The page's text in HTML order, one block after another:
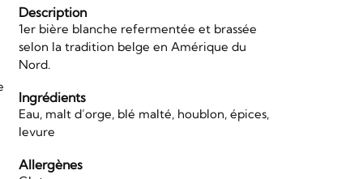
Description
1er bière blanche refermentée et brassée
selon la tradition belge en Amérique du
Nord.
Ingrédients
Eau, malt d’orge, blé malté, houblon, épices,
levure
Allergènes